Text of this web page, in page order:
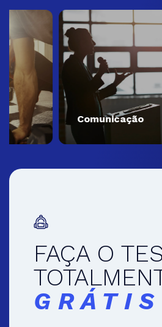
Comunicação
FAÇA O
GRÁTIS